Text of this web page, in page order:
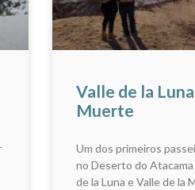
Valle de la
Muerte
Um dos primeiros
no Deserto do
de la Luna e Valle de la